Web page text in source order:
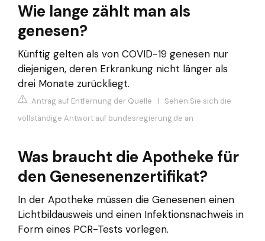
Wie lange zählt man als
genesen?
Künftig gelten als von COVID-19 genesen nur
diejenigen, deren Erkrankung nicht länger als
drei Monate zurückliegt.
Antrag auf Entfernung der Quelle | Sehen Sie sich die
vollständige Antwort auf bundesregierung.de an
Was braucht die Apotheke für
den Genesenenzertifikat?
In der Apotheke müssen die Genesenen einen
Lichtbildausweis und einen Infektionsnachweis in
Form eines PCR-Tests vorlegen.